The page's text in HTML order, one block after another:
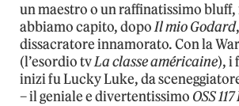
un maestro o un raffinatissimo
abbiamo capito, dopoIl mio Godard
dissacratore innamorato. Con la
(l’esordio tvLa classe américaine), i
inizi fu Lucky Luke, da
– il geniale e divertentissimo OSS